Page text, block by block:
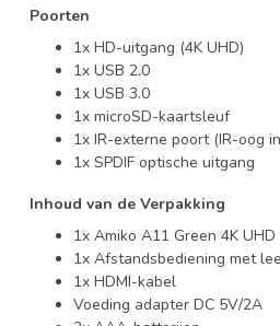
Poorten
1x HD-uitgang (4K UHD)
1x USB 2.0
1x USB 3.0
1x microSD-kaartsleuf
1x IR-externe poort (IR-oog
1x SPDIF optische uitgang
Inhoud van de Verpakking
1x Amiko A11 Green 4K UHD
1x Afstandsbediening met
1x HDMI-kabel
Voeding adapter DC 5V/2A